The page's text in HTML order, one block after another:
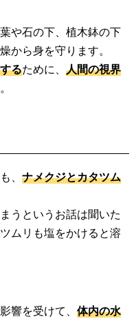
や石の下、植木鉢の下
から身を守ります。
るために、 人間の視界
、 ナメクジとカタツム
うというお話は聞いた
ムリも塩をかけると溶
響を受けて、 体内の水